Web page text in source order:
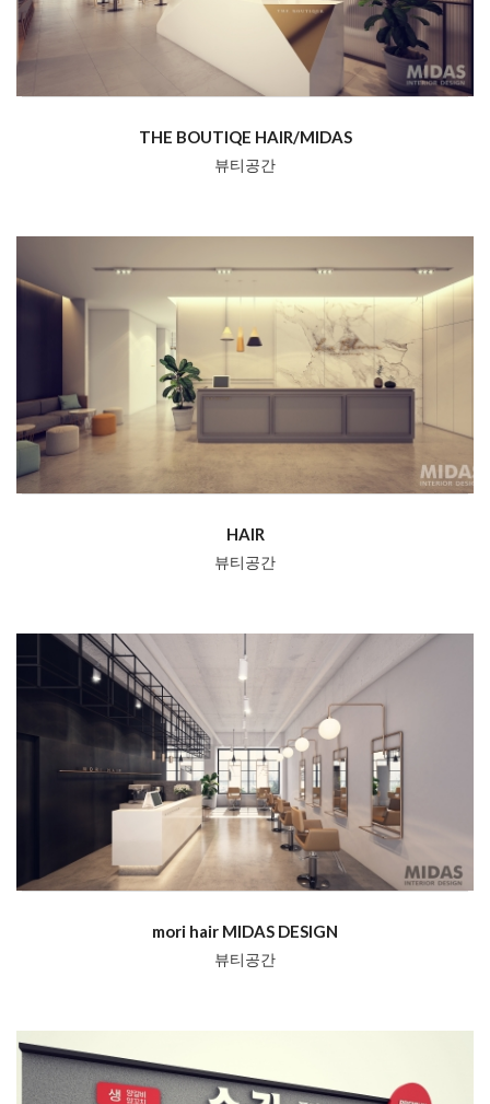
THE BOUTIQE HAIR/MIDAS
뷰티공간
HAIR
뷰티공간
mori hair MIDAS DESIGN
뷰티공간